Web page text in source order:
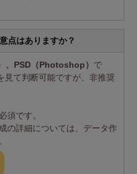
点はありますか？
PSD（Photoshop） で
見て判断可能ですが、非推奨
須です。
の詳細については、データ作